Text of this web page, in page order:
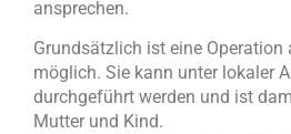
ansprechen.
Grundsätzlich ist eine Operation
möglich. Sie kann unter lokaler
durchgeführt werden und ist
Mutter und Kind.